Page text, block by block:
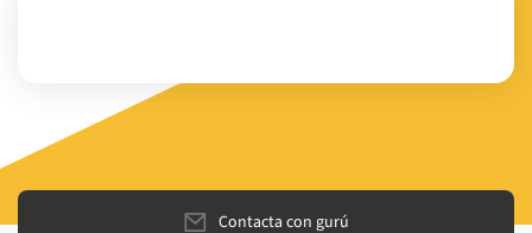
Contacta con gurú